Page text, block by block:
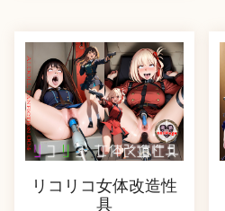
リコリコ女体改造性
具